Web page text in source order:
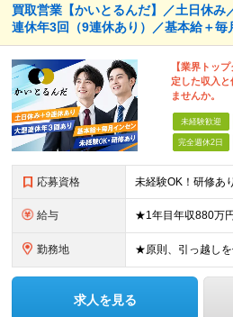
買取営業【かいとるんだ】／土日休み
連休年3回（9連休あり）／基本給＋毎
【業界トッ
定した収⼊
ませんか。
未経験歓迎
完全週休2日
応募資格
給与
勤務地
求人を見る